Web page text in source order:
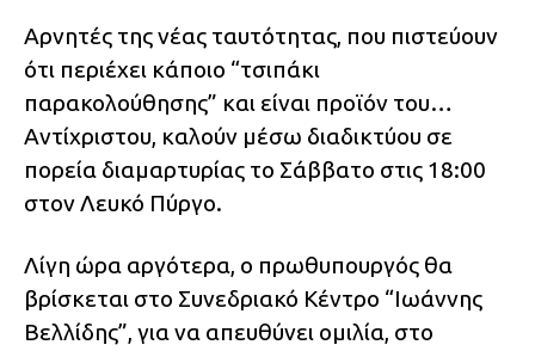
Αρνητές της νέας ταυτότητας, που πιστεύουν
ότι περιέχει κάποιο “τσιπάκι
παρακολούθησης” και είναι προϊόν του…
Αντίχριστου, καλούν μέσω διαδικτύου σε
πορεία διαμαρτυρίας το Σάββατο στις 18:00
στον Λευκό Πύργο.
Λίγη ώρα αργότερα, ο πρωθυπουργός θα
βρίσκεται στο Συνεδριακό Κέντρο “Ιωάννης
Βελλίδης”, για να απευθύνει ομιλία, στο